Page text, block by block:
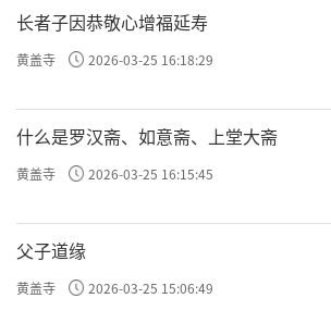
长者子因恭敬心增福延寿
黄盖寺 2026-03-25 16:18:29
什么是罗汉斋、如意斋、上堂大斋
黄盖寺 2026-03-25 16:15:45
父子道缘
黄盖寺 2026-03-25 15:06:49